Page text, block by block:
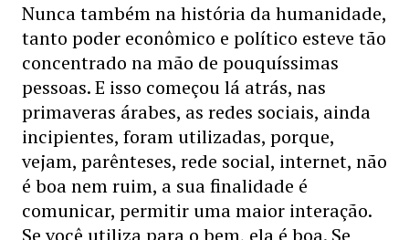
Nunca também na história da humanidade,
tanto poder econômico e político esteve tão
concentrado na mão de pouquíssimas
pessoas. E isso começou lá atrás, nas
primaveras árabes, as redes sociais, ainda
incipientes, foram utilizadas, porque,
vejam, parênteses, rede social, internet, não
é boa nem ruim, a sua finalidade é
comunicar, permitir uma maior interação.
Se você utiliza para o bem, ela é boa. Se